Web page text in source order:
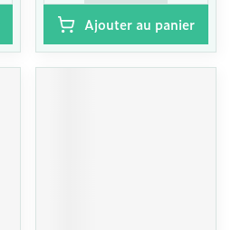
Ajouter au panier